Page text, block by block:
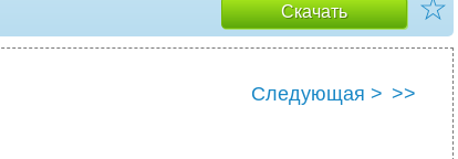
Скачать ☆
Следующая > >>